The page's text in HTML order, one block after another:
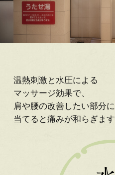
温熱刺激と水圧による
マッサージ効果で、
肩や腰の改善したい部分に
当てると痛みが和らぎます